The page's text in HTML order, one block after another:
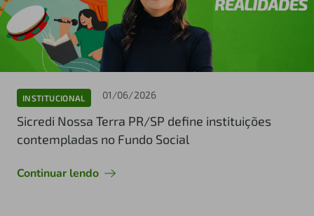
INSTITUCIONAL 01/06/2026
Sicredi Nossa Terra PR/SP define instituições
contempladas no Fundo Social
Continuar lendo